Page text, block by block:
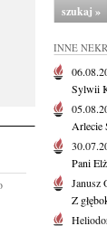
INNE
Sylwii
Arlecie
Pani
Janusz
Z